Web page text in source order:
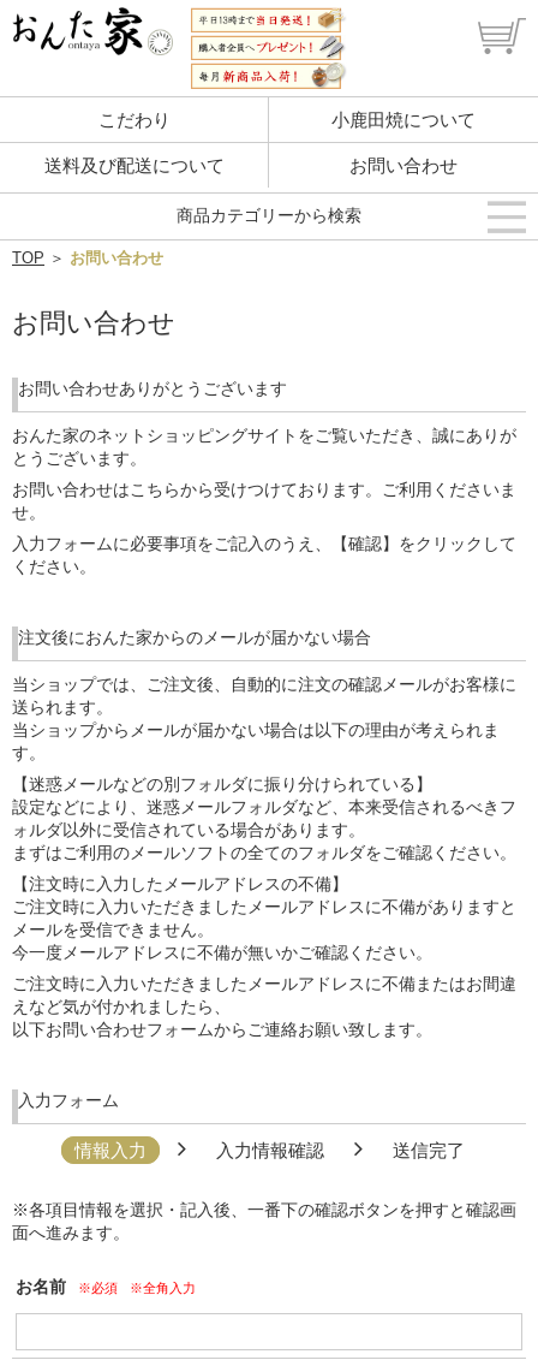
こだわり 小鹿田焼について
送料及び配送について お問い合わせ
TOP ＞ お問い合わせ
お問い合わせ
お問い合わせありがとうございます
おんた家のネットショッピングサイトをご覧いただき、誠にありが
とうございます。
お問い合わせはこちらから受けつけております。ご利用くださいま
せ。
入力フォームに必要事項をご記入のうえ、【確認】をクリックして
ください。
注文後におんた家からのメールが届かない場合
当ショップでは、ご注文後、自動的に注文の確認メールがお客様に
送られます。
当ショップからメールが届かない場合は以下の理由が考えられま
す。
【迷惑メールなどの別フォルダに振り分けられている】
設定などにより、迷惑メールフォルダなど、本来受信されるべきフ
ォルダ以外に受信されている場合があります。
まずはご利用のメールソフトの全てのフォルダをご確認ください。
【注文時に入力したメールアドレスの不備】
ご注文時に入力いただきましたメールアドレスに不備がありますと
メールを受信できません。
今一度メールアドレスに不備が無いかご確認ください。
ご注文時に入力いただきましたメールアドレスに不備またはお間違
えなど気が付かれましたら、
以下お問い合わせフォームからご連絡お願い致します。
入力フォーム
情報入力 入力情報確認 送信完了
※各項目情報を選択・記入後、一番下の確認ボタンを押すと確認画
面へ進みます。
お名前 ※必須 ※全角入力
商品カテゴリーから検索